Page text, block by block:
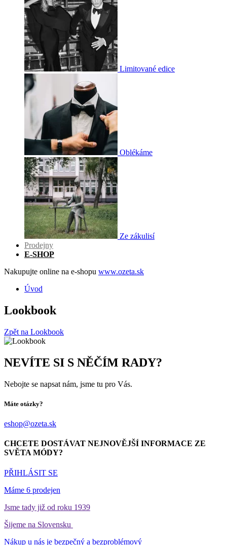
Limitované edice
Oblékáme
Ze zákulisí
Prodejny
E-SHOP
Nakupujte online na e-shopu www.ozeta.sk
Úvod
Lookbook
Zpět na Lookbook
NEVÍTE SI S NĚČÍM RADY?
Nebojte se napsat nám, jsme tu pro Vás.
Máte otázky?
eshop@ozeta.sk
CHCETE DOSTÁVAT NEJNOVĚJŠÍ INFORMACE ZE
SVĚTA MÓDY?
PŘIHLÁSIT SE
Máme 6 prodejen
Jsme tady již od roku 1939
Šijeme na Slovensku
Nákup u nás je bezpečný a bezproblémový